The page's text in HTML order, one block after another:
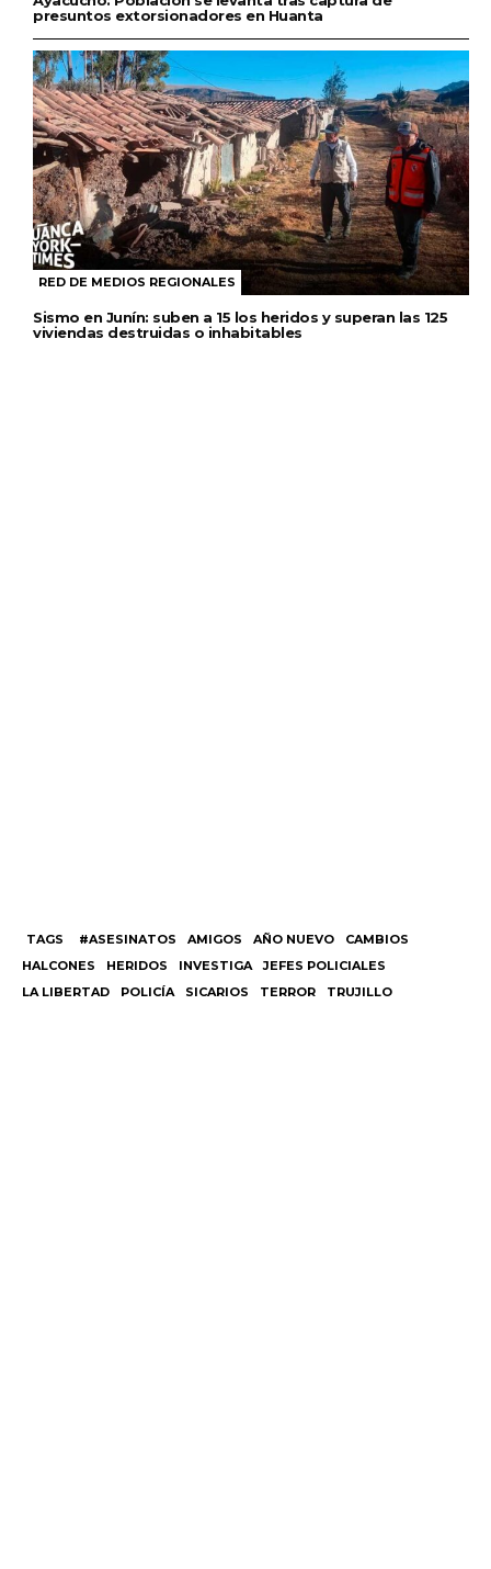
presuntos extorsionadores en Huanta
RED DE MEDIOS REGIONALES
Sismo en Junín: suben a 15 los heridos y superan las 125
viviendas destruidas o inhabitables
TAGS #ASESINATOS AMIGOS AÑO NUEVO
CAMBIOS
HALCONES
HERIDOS INVESTIGA
JEFES POLICIALES
LA LIBERTAD
POLICÍA SICARIOS TERROR TRUJILLO